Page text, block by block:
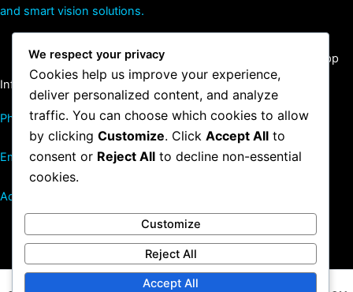
and smart vision solutions.
Facebook Instagram
WhatsApp
Information
Phone: +27 82 754 6587
Email: sales@resellerhub.co.za
Address: Roodeport, Johnnesburg
We respect your privacy
Cookies help us improve your experience,
deliver personalized content, and analyze
traffic. You can choose which cookies to allow
by clicking Customize. Click Accept All to
consent or Reject All to decline non-essential
cookies.
Customize
Reject All
Accept All